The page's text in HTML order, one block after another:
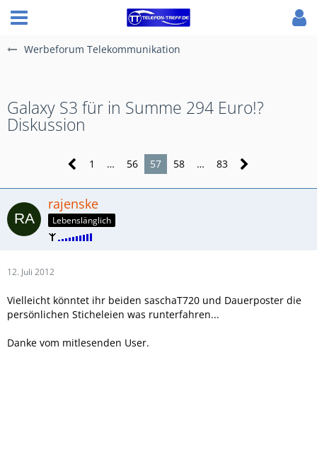
Werbeforum Telekommunikation
Galaxy S3 für in Summe 294 Euro!?
Diskussion
1 … 56 57 58 … 83
rajenske
Lebenslänglich
12. Juli 2012
Vielleicht könntet ihr beiden saschaT720 und Dauerposter die
persönlichen Sticheleien was runterfahren...
Danke vom mitlesenden User.